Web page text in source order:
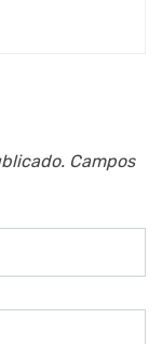
Campos